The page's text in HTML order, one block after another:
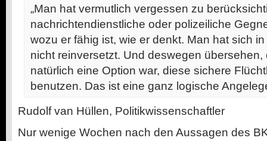
„Man hat vermutlich vergessen zu
nachrichtendienstliche oder polizeiliche
wozu er fähig ist, wie er denkt. Man hat sich
nicht reinversetzt. Und deswegen übersehen,
natürlich eine Option war, diese sichere
benutzen. Das ist eine ganz logische
Rudolf van Hüllen, Politikwissenschaftler
Nur wenige Wochen nach den Aussagen des